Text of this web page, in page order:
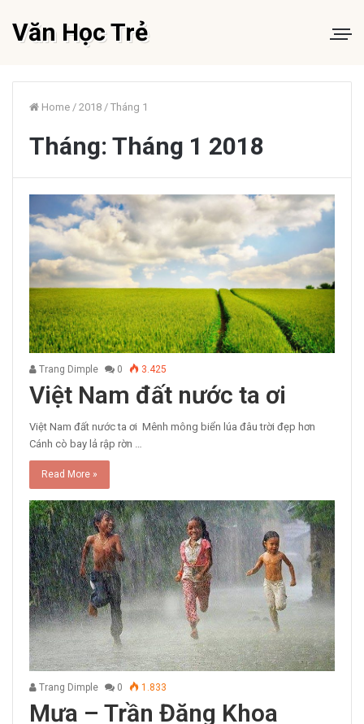
Văn Học Trẻ
Home / 2018 / Tháng 1
Tháng: Tháng 1 2018
Trang Dimple 0 3.425
Việt Nam đất nước ta ơi
Việt Nam đất nước ta ơi Mênh mông biển lúa đâu trời đẹp hơn
Cánh cò bay lả rập rờn …
Read More »
Trang Dimple 0 1.833
Mưa – Trần Đăng Khoa